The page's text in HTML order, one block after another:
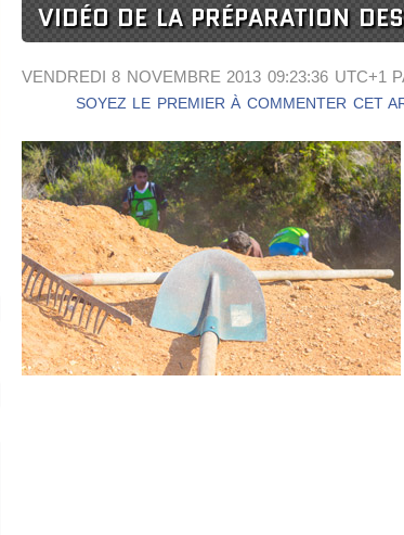
VIDÉO DE LA PRÉPARATION
VENDREDI 8 NOVEMBRE 2013 09:23:36 UTC+1
SOYEZ LE PREMIER À COMMENTER CET